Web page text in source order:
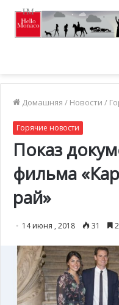
Домашняя / Новости /
Горячие новости
Показ
фильма
рай»
14 июня , 2018 31